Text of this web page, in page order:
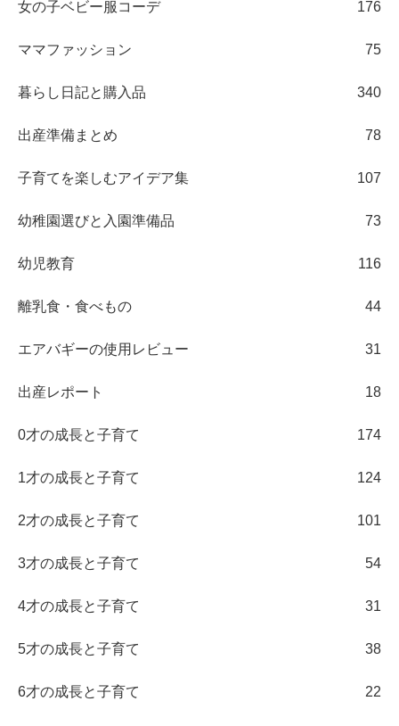
女の子ベビー服コーデ 176
ママファッション 75
暮らし日記と購入品 340
出産準備まとめ 78
子育てを楽しむアイデア集 107
幼稚園選びと入園準備品 73
幼児教育 116
離乳食・食べもの 44
エアバギーの使用レビュー 31
出産レポート 18
0才の成長と子育て 174
1才の成長と子育て 124
2才の成長と子育て 101
3才の成長と子育て 54
4才の成長と子育て 31
5才の成長と子育て 38
6才の成長と子育て 22